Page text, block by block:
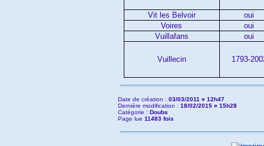
Vit les Belvoir
oui
Voires
oui
Vuillafans
oui
Vuillecin 1793-
Date de création : 03/03/2011 ¤ 12h47
Dernière modification : 18/02/2015 ¤ 15h28
Catégorie : Doubs
Page lue 11483 fois